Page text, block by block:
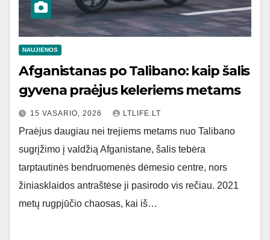
NAUJIENOS
Afganistanas po Talibano: kaip šalis
gyvena praėjus keleriems metams
15 VASARIO, 2026 LTLIFE.LT
Praėjus daugiau nei trejiems metams nuo Talibano
sugrįžimo į valdžią Afganistane, šalis tebėra
tarptautinės bendruomenės dėmesio centre, nors
žiniasklaidos antraštėse ji pasirodo vis rečiau. 2021
metų rugpjūčio chaosas, kai iš…